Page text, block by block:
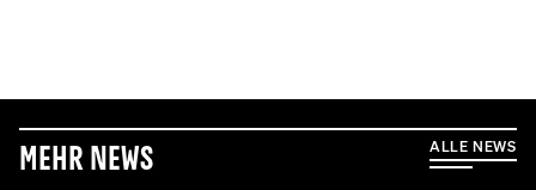
Mehr News ALLE NEWS